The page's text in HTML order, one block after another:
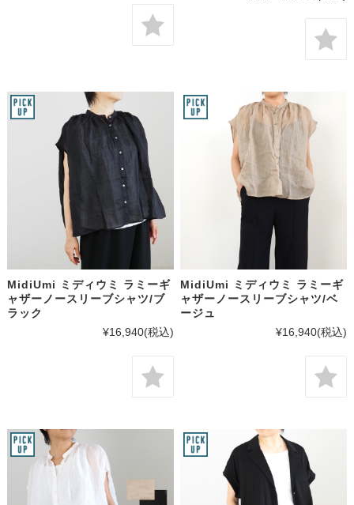
MidiUmi ミディウミ ラミーギ
ャザーノースリーブシャツ/ブ
ラック
¥16,940(税込)
MidiUmi ミディウミ ラミーギ
ャザーノースリーブシャツ/ベ
ージュ
¥16,940(税込)